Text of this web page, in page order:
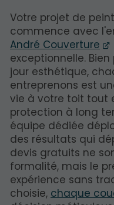
Votre projet de
commence avec
André Couverture
exceptionnelle.
jour esthétique,
entreprenons est
vie à votre toit tout
protection à long
équipe dédiée
des résultats qui
devis gratuits ne
formalité, mais le
expérience sans
choisie, chaque